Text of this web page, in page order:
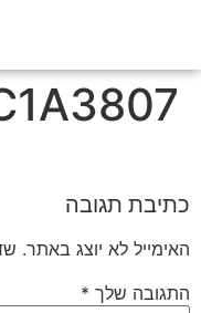
כתיבת תגובה
האימייל לא יוצג באתר.
התגובה שלך *